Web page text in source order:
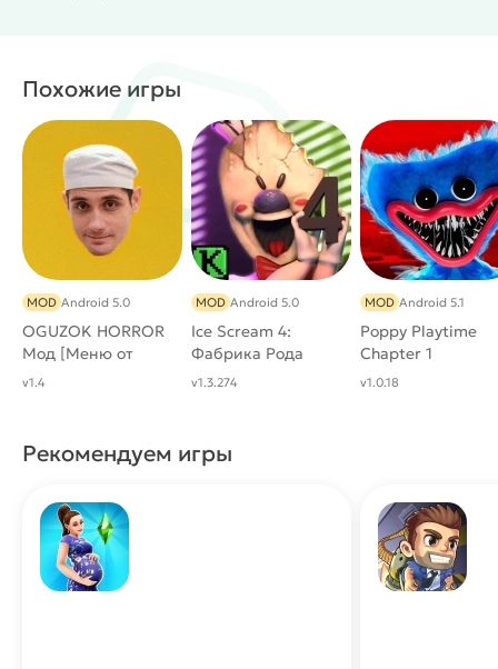
Отключить всю рекламу
Жанр: Ужасы / Приключения /
Однопользовательские / 3D / Выживание /
Инди / Экшены / От первого лица /
Похожие игры
OGUZOK HORROR
Мод [Меню от
Кибер Хакера]
MOD Android 5.0
v1.4
Ice Scream 4:
Фабрика Рода
МОД (Полная
MOD Android 5.0
v1.3.274
Poppy Playtime
Chapter 1
MOD Android 5.1
v1.0.18
Рекомендуем игры